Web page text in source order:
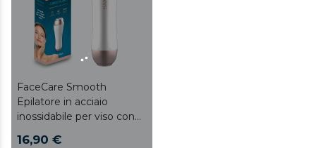
FaceCare Smooth
Epilatore in acciaio
inossidabile per viso con
16,90 €